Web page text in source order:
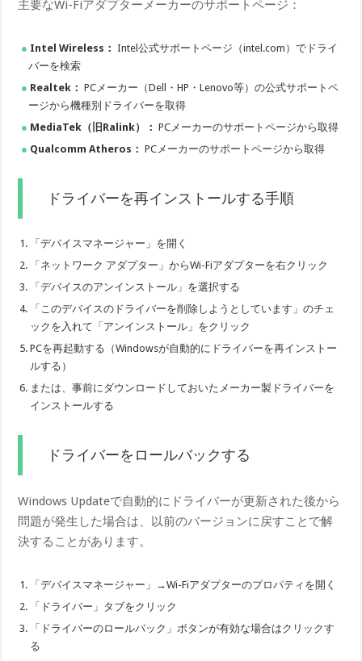
主要なWi-Fiアダプターメーカーのサポートページ：
Intel Wireless： Intel公式サポートページ（intel.com）でドライ
バーを検索
Realtek： PCメーカー（Dell・HP・Lenovo等）の公式サポートペ
ージから機種別ドライバーを取得
MediaTek（旧Ralink）： PCメーカーのサポートページから取得
Qualcomm Atheros： PCメーカーのサポートページから取得
ドライバーを再インストールする手順
「デバイスマネージャー」を開く
「ネットワーク アダプター」からWi-Fiアダプターを右クリック
「デバイスのアンインストール」を選択する
「このデバイスのドライバーを削除しようとしています」のチェ
ックを入れて「アンインストール」をクリック
PCを再起動する（Windowsが自動的にドライバーを再インストー
ルする）
または、事前にダウンロードしておいたメーカー製ドライバーを
インストールする
ドライバーをロールバックする
Windows Updateで自動的にドライバーが更新された後から
問題が発生した場合は、以前のバージョンに戻すことで解
決することがあります。
「デバイスマネージャー」→Wi-Fiアダプターのプロパティを開く
「ドライバー」タブをクリック
「ドライバーのロールバック」ボタンが有効な場合はクリックす
る